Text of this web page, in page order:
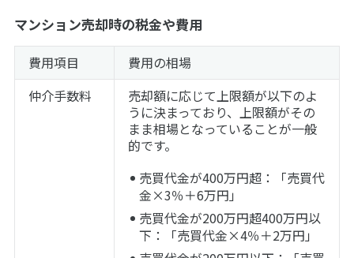
マンション売却時の税金や費用
費用項目
費用の相場
仲介手数料
売却額に応じて上限額が以下のよ
うに決まっており、上限額がその
まま相場となっていることが一般
的です。
売買代金が400万円超：「売買代
金×3％＋6万円」
売買代金が200万円超400万円以
下：「売買代金×4％＋2万円」